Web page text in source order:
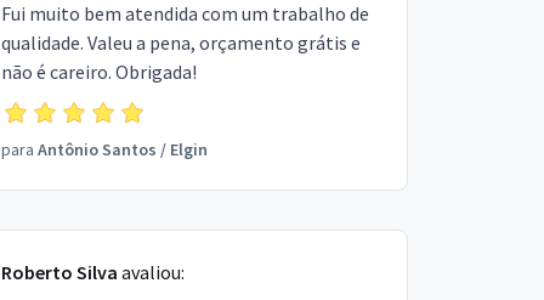
Fui muito bem atendida com um trabalho de
qualidade. Valeu a pena, orçamento grátis e
não é careiro. Obrigada!
para Antônio Santos / Elgin
Roberto Silva avaliou: